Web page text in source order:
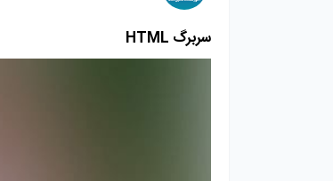
سربرگ HTML